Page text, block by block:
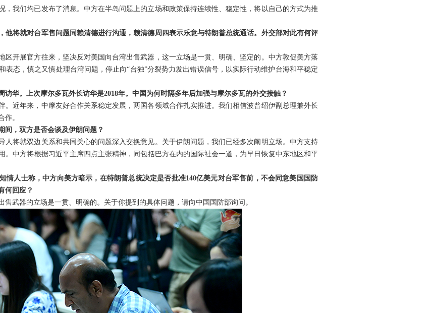
，我们均已发布了消息。中方在半岛问题上的立场和政策保持连续性、稳定性，将以自己的方式为推
他将就对台军售问题同赖清德进行沟通，赖清德周四表示乐意与特朗普总统通话。外交部对此有何评
区开展官方往来，坚决反对美国向台湾出售武器，这一立场是一贯、明确、坚定的。中方敦促美方落
表态，慎之又慎处理台湾问题，停止向“台独”分裂势力发出错误信号，以实际行动维护台海和平稳定
访华。上次摩尔多瓦外长访华是2018年。中国为何时隔多年后加强与摩尔多瓦的外交接触？
。近年来，中摩友好合作关系稳定发展，两国各领域合作扎实推进。我们相信波普绍伊副总理兼外长
作。
间，双方是否会谈及伊朗问题？
人将就双边关系和共同关心的问题深入交换意见。关于伊朗问题，我们已经多次阐明立场。中方支持
。中方将根据习近平主席四点主张精神，同包括巴方在内的国际社会一道，为早日恢复中东地区和平
情人士称，中方向美方暗示，在特朗普总统决定是否批准140亿美元对台军售前，不会同意美国国防
何回应？
武器的立场是一贯、明确的。关于你提到的具体问题，请向中国国防部询问。